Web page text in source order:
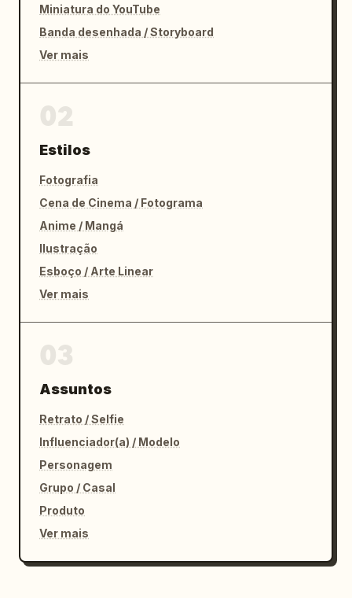
Miniatura do YouTube
Banda desenhada / Storyboard
Ver mais
Estilos
Fotografia
Cena de Cinema / Fotograma
Anime / Mangá
Ilustração
Esboço / Arte Linear
Ver mais
Assuntos
Retrato / Selfie
Influenciador(a) / Modelo
Personagem
Grupo / Casal
Produto
Ver mais